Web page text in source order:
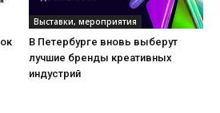
Выставки, мероприятия
В Петербурге вновь выберут
лучшие бренды креативных
индустрий